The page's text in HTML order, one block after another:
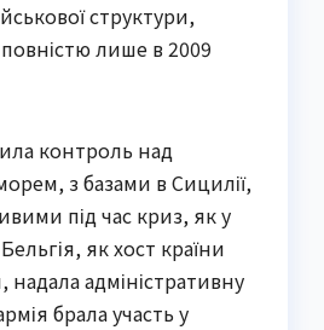
структури,
лише в 2009
контроль над
з базами в Сицилії,
під час криз, як у
Бельгія, як хост країни
адміністративну
брала участь у